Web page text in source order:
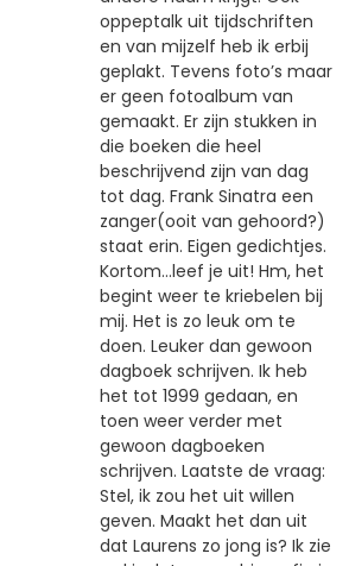
oppeptalk uit tijdschriften
en van mijzelf heb ik erbij
geplakt. Tevens foto’s maar
er geen fotoalbum van
gemaakt. Er zijn stukken in
die boeken die heel
beschrijvend zijn van dag
tot dag. Frank Sinatra een
zanger(ooit van gehoord?)
staat erin. Eigen gedichtjes.
Kortom…leef je uit! Hm, het
begint weer te kriebelen bij
mij. Het is zo leuk om te
doen. Leuker dan gewoon
dagboek schrijven. Ik heb
het tot 1999 gedaan, en
toen weer verder met
gewoon dagboeken
schrijven. Laatste de vraag:
Stel, ik zou het uit willen
geven. Maakt het dan uit
dat Laurens zo jong is? Ik zie